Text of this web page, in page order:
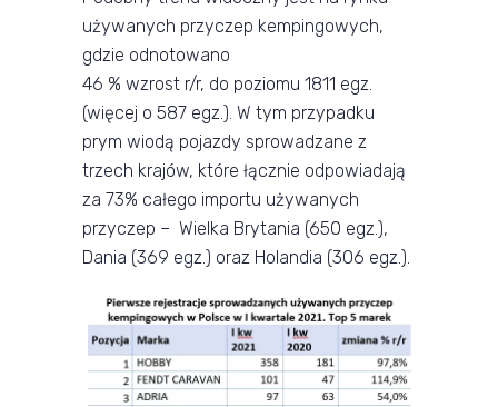
używanych przyczep kempingowych,
gdzie odnotowano
46 % wzrost r/r, do poziomu 1811 egz.
(więcej o 587 egz.). W tym przypadku
prym wiodą pojazdy sprowadzane z
trzech krajów, które łącznie odpowiadają
za 73% całego importu używanych
przyczep – Wielka Brytania (650 egz.),
Dania (369 egz.) oraz Holandia (306 egz.).